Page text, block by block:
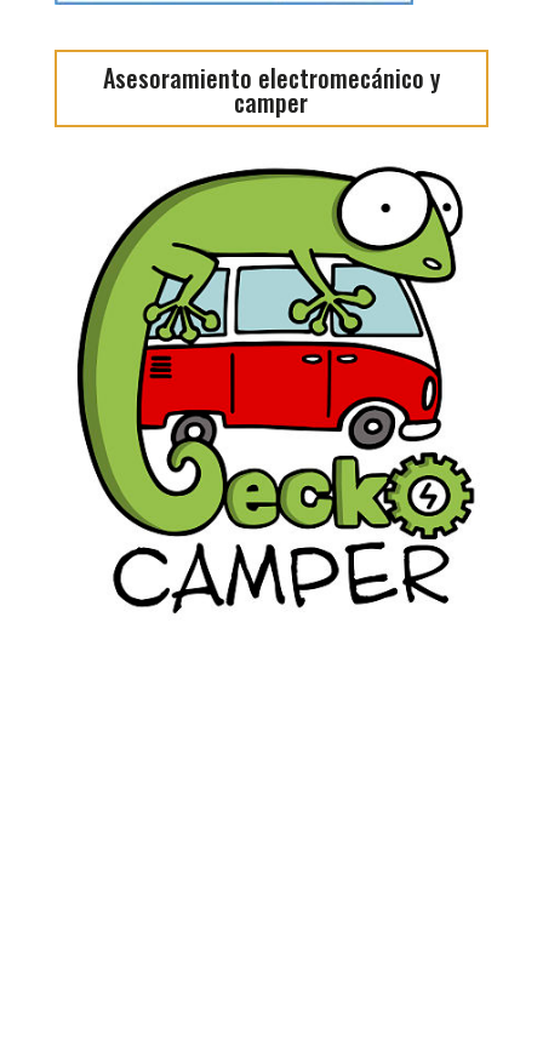
Asesoramiento electromecánico y
camper